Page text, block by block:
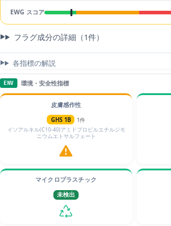
EWG スコア
フラグ成分の詳細（1件）
各指標の解説
ENV 環境・安全性指標
皮膚感作性
GHS 1B
1件
イソアルキル(C10-40)アミドプロピルエチルジモ
ニウムエトサルフェート
マイクロプラスチック
未検出